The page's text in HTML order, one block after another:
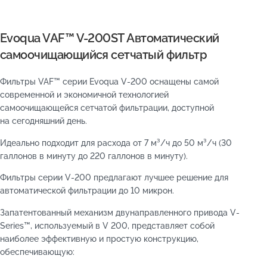
Evoqua VAF™ V-200ST Автоматический
самоочищающийся сетчатый фильтр
Фильтры VAF™ серии Evoqua V-200 оснащены самой
современной и экономичной технологией
самоочищающейся сетчатой фильтрации, доступной
на сегодняшний день.
Идеально подходит для расхода от 7 м³/ч до 50 м³/ч (30
галлонов в минуту до 220 галлонов в минуту).
Фильтры серии V-200 предлагают лучшее решение для
автоматической фильтрации до 10 микрон.
Запатентованный механизм двунаправленного привода V-
Series™, используемый в V 200, представляет собой
наиболее эффективную и простую конструкцию,
обеспечивающую: